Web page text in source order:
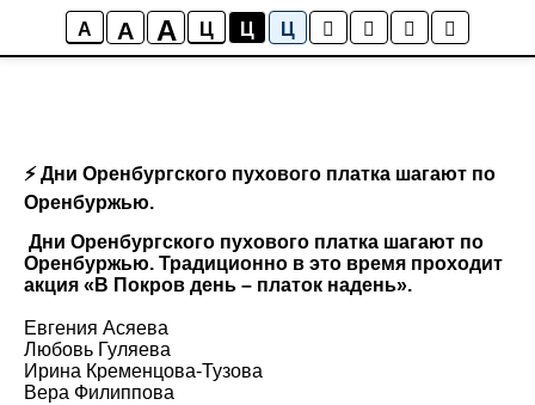
A A A Ц Ц Ц
⚡️ Дни Оренбургского пухового платка шагают по
Оренбуржью.
Дни Оренбургского пухового платка шагают по
Оренбуржью. Традиционно в это время проходит
акция «В Покров день – платок надень».
Евгения Асяева
Любовь Гуляева
Ирина Кременцова-Тузова
Вера Филиппова